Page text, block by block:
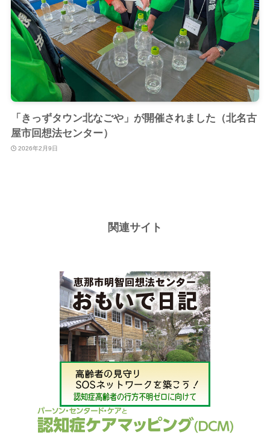
「きっずタウン北なごや」が開催されました（北名古
屋市回想法センター）
2026年2月9日
関連サイト